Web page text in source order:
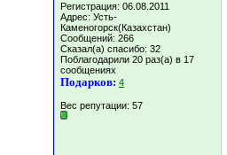
Регистрация: 06.08.2011
Адрес: Усть-
Каменогорск(Казахстан)
Сообщений: 266
Сказал(а) спасибо: 32
Поблагодарили 20 раз(а) в 17
сообщениях
Подарков: 4
Вес репутации: 57